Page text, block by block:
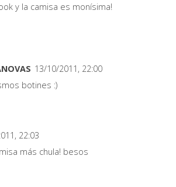
y la camisa es monísima!
13/10/2011, 22:00
botines :)
22:03
más chula! besos